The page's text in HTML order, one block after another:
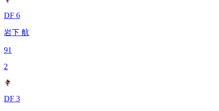
DF 6
岩下 航
91
2
DF 3